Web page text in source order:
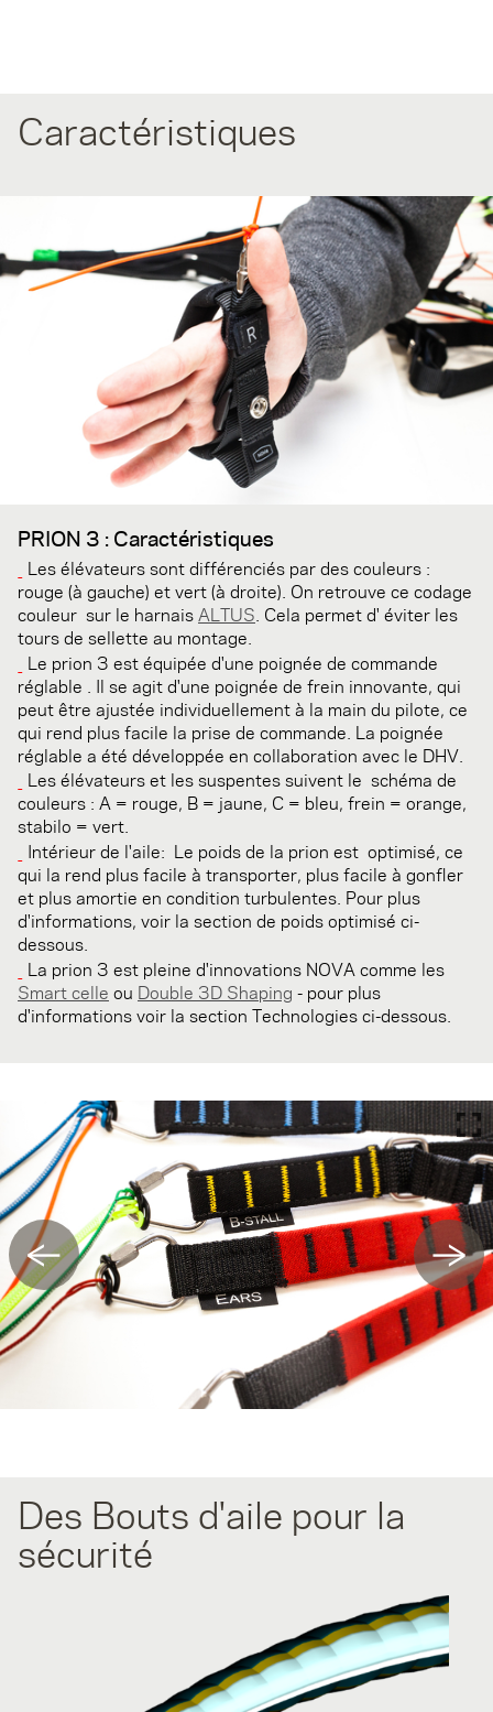
Caractéristiques
PRION 3 : Caractéristiques
L es élévateurssontdifférenciés par des couleurs :
rouge (à gauche) et vert(à droite) On retrouve ce codage
couleur sur le harnais ALTUS Cela permet d' éviter les
tours de sellette au montage
Le prion 3 est équipée d'une poignée de commande
réglable
Il se agit d'une poignée de frein innovante, qui
peut être ajustée individuellementà la main du pilote, ce
qui rend plus facile la prise de commande La poignée
réglable a été développée en collaboration avec le DHV
Lesélévateurs et les suspentessuivent le schéma de
couleurs : A = rouge, B = jaune, C = bleu, frein = orange,
stabilo = vert.
Intérieur de l'aile: Le poids de la prion est optimisé, ce
qui la rend plus facile à transporter, plusfacile à gonfler
et plus amortie en condition turbulentes Pour plus
d'informations, voir la section de poidsoptimisé ci-
dessous.
La prion 3 est pleine d'innovations NOVA comme les
Smart celle ou Double 3D Shaping - pour plus
d'informationsvoir la section Technologiesci-dessous.
← →
Des Bouts d'aile pour la
sécurité